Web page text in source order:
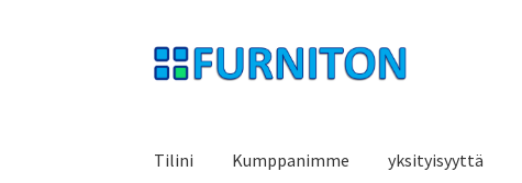
Siirry
navigointiin
Siirry
sisältöön
Tilini Kumppanimme yksityisyyttä